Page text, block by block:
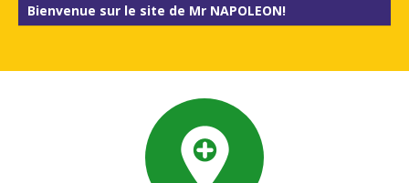
Bienvenue sur le site de Mr NAPOLEON!